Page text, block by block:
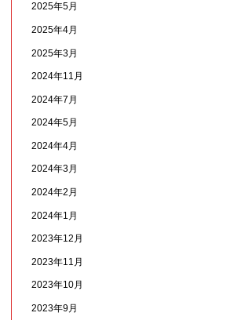
2025年5月
2025年4月
2025年3月
2024年11月
2024年7月
2024年5月
2024年4月
2024年3月
2024年2月
2024年1月
2023年12月
2023年11月
2023年10月
2023年9月